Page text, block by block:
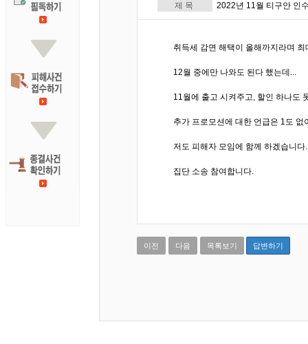
제 목 2022년 11월 티구안 인
취득세 감면 해택이 올해까지라며
12월 중에만 나와도 된다 했는데...
11월에 출고 시켜주고, 할인 하나도
추가 프로모션에 대한 언급은 1도
저도 피해자 모임에 함께 하겠습니다.
집단 소송 참여합니다.
이전 다음 목록보기 답변하기